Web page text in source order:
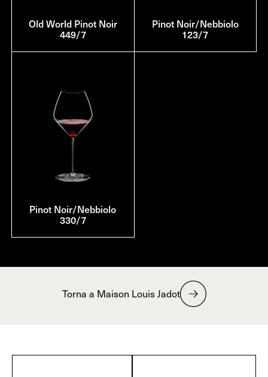
Old World Pinot Noir
449/7
Pinot Noir/Nebbiolo
123/7
Pinot Noir/Nebbiolo
330/7
Torna a Maison Louis Jadot